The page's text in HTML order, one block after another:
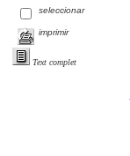
seleccionar
imprimir
Text complet